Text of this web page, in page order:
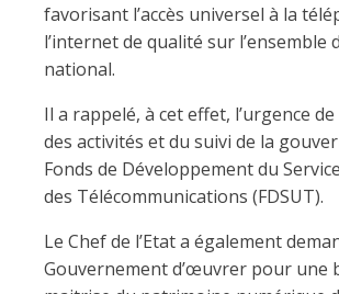
favorisant l’accès universel à la
l’internet de qualité sur
national.
Il a rappelé, à cet effet, l’urgence
des activités et du suivi de la
Fonds de Développement du
des Télécommunications (FDSUT).
Le Chef de l’Etat a également
Gouvernement d’œuvrer pour une